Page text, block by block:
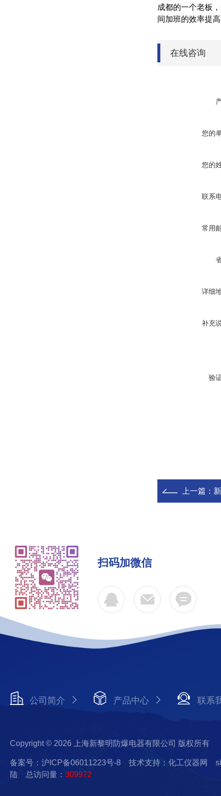
成都的一个老板
间加班的效率提
在线咨询
您的
您的
联系
常用
详细
补充
验
上一篇：
扫码加微信
公司简介 产品中心 联系
Copyright © 2026 上海新黎明防爆电器有限公司 版权所有
备案号：沪ICP备06011223号-8 技术支持：化工仪器网
陆 总访问量： 309972